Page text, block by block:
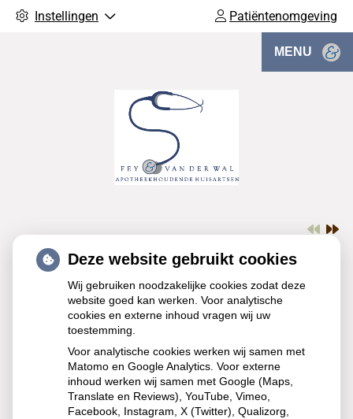
Instellingen Patiëntenomgeving
MENU
Deze website gebruikt cookies
Wij gebruiken noodzakelijke cookies zodat deze
website goed kan werken. Voor analytische
cookies en externe inhoud vragen wij uw
toestemming.
Voor analytische cookies werken wij samen met
Matomo en Google Analytics. Voor externe
inhoud werken wij samen met Google (Maps,
Translate en Reviews), YouTube, Vimeo,
Facebook, Instagram, X (Twitter), Qualizorg,